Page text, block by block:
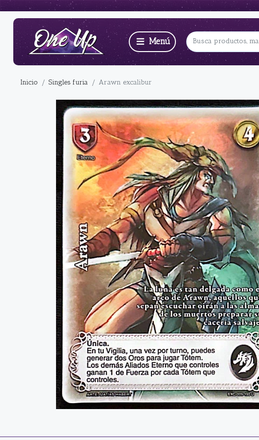
Inicio Singles furia Arawn excalibur